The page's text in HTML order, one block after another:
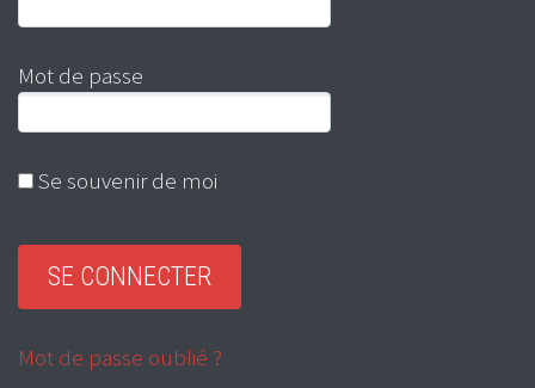
Mot de passe
Se souvenir de moi
Mot de passe oublié ?